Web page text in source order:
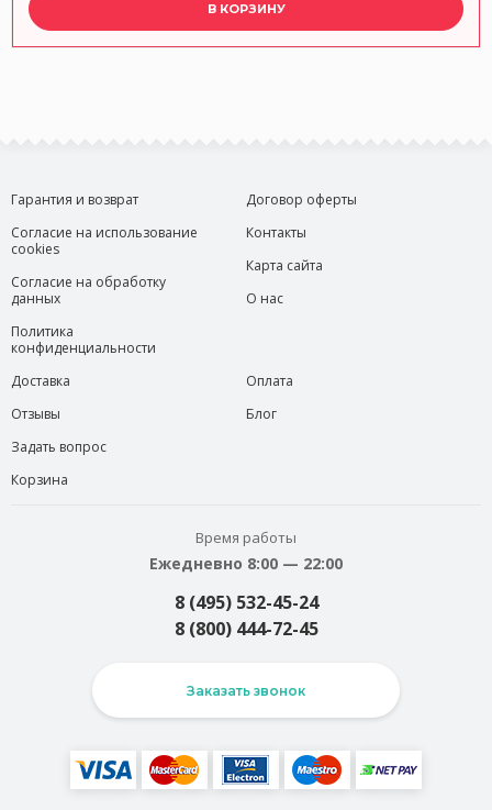
В КОРЗИНУ
Гарантия и возврат
Согласие на использование
cookies
Согласие на обработку
данных
Политика
конфиденциальности
Договор оферты
Контакты
Карта сайта
О нас
Доставка
Отзывы
Задать вопрос
Корзина
Оплата
Блог
Время работы
Ежедневно 8:00 — 22:00
8 (495) 532-45-24
8 (800) 444-72-45
Заказать звонок